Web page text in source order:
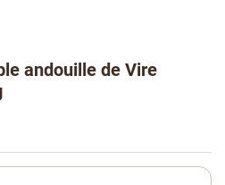
andouille de Vire